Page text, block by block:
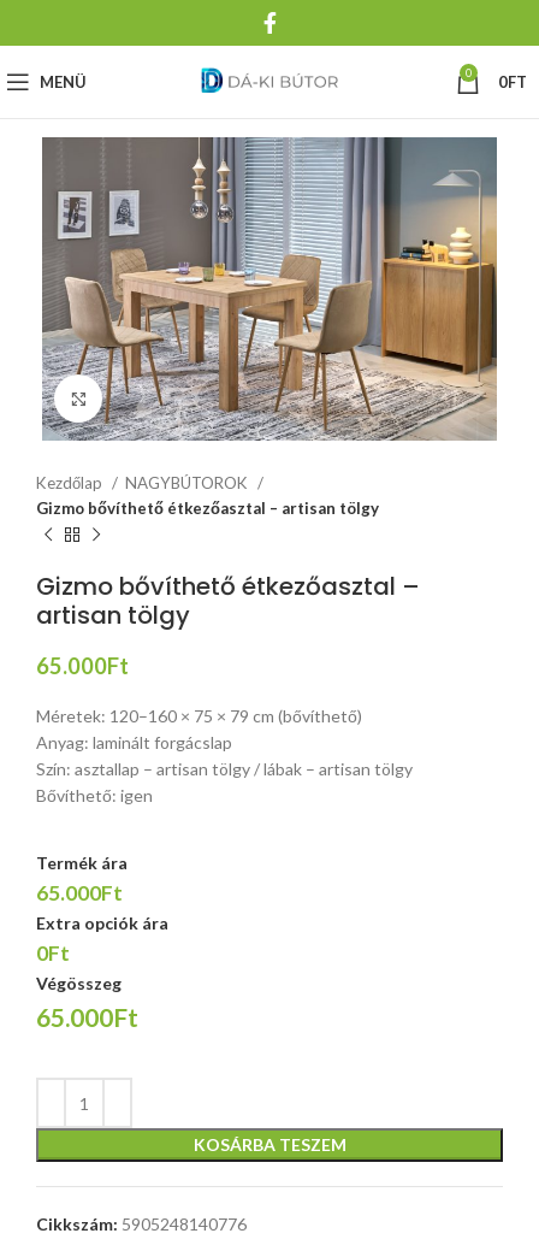
MENÜ 0 0FT
Click to enlarge
Kezdőlap
NAGYBÚTOROK
Gizmo bővíthető étkezőasztal – artisan tölgy
Gizmo bővíthető étkezőasztal –
artisan tölgy
65.000Ft
Méretek: 120–160 × 75 × 79 cm (bővíthető)
Anyag: laminált forgácslap
Szín: asztallap – artisan tölgy / lábak – artisan tölgy
Bővíthető: igen
Termék ára
65.000Ft
Extra opciók ára
0Ft
Végösszeg
65.000Ft
KOSÁRBA TESZEM
Cikkszám: 5905248140776